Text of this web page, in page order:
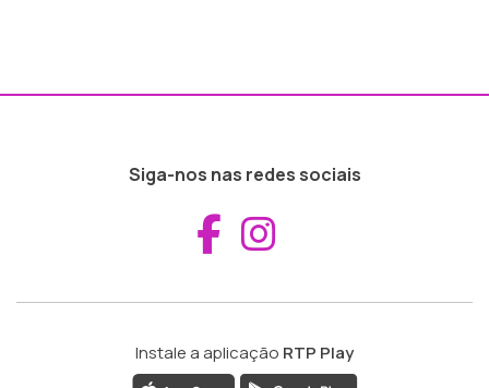
Siga-nos nas redes sociais
Aceder ao
Instale a aplicação RTP Play